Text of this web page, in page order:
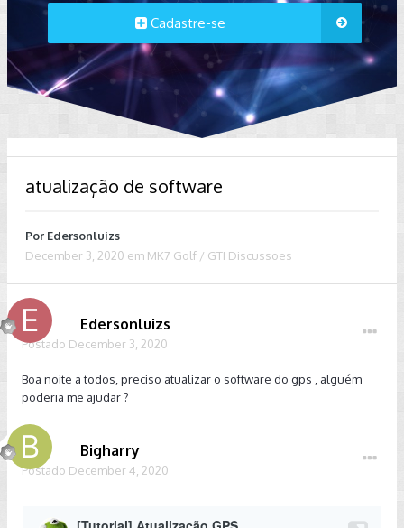
Cadastre-se
atualização de software
Por Edersonluizs
December 3, 2020 em MK7 Golf / GTI Discussoes
Edersonluizs
Postado December 3, 2020
Boa noite a todos, preciso atualizar o software do gps , alguém
poderia me ajudar ?
Bigharry
Postado December 4, 2020